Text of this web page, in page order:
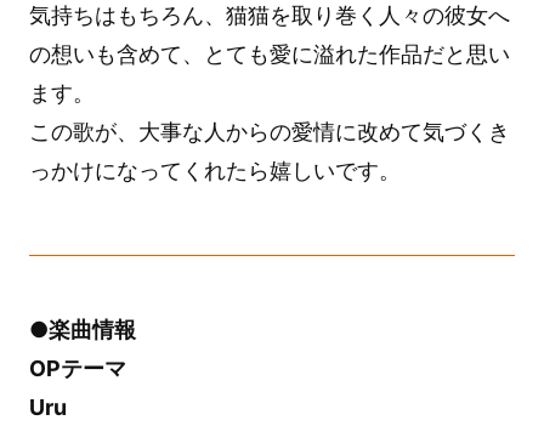
気持ちはもちろん、猫猫を取り巻く人々の彼女へ
の想いも含めて、とても愛に溢れた作品だと思い
ます。
この歌が、大事な人からの愛情に改めて気づくき
っかけになってくれたら嬉しいです。
●楽曲情報
OPテーマ
Uru